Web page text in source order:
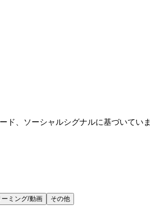
ド、ソーシャルシグナルに基づいていま
ーミング/動画
その他